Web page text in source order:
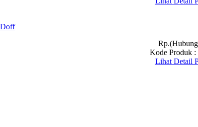
Kode Produk :
Lihat Detail